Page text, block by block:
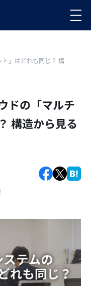
ト」はどれも同じ？ 構
ドの「マルチ
構造から見る